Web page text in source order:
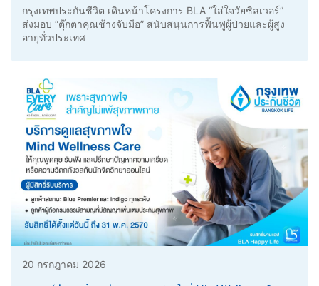
ประเทศ
กรุงเทพประกันชีวิต เดินหน้าโครงการ BLA “ใส่ใจวัยซิลเวอร์”
ส่งมอบ “ตุ๊กตาคุณช้างจับมือ” สนับสนุนการฟื้นฟูผู้ป่วยและผู้สูง
อายุทั่วประเทศ
20 กรกฎาคม 2026